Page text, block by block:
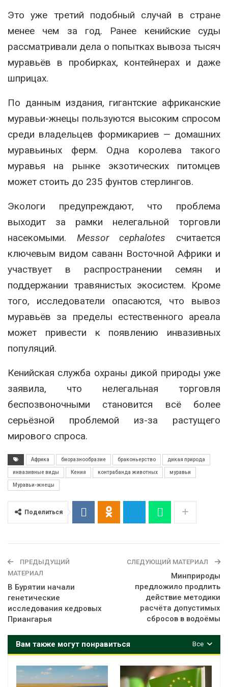
Это уже третий подобный случай в стране
менее чем за год. Ранее кенийские суды
рассматривали дела о попытках вывоза тысяч
муравьёв в пробирках, контейнерах и даже
шприцах.
По данным издания, гигантские африканские
муравьи-жнецы пользуются высоким спросом
среди владельцев формикариев — домашних
муравьиных ферм. Одна королева такого
муравья на рынке экзотических питомцев
может стоить до 235 фунтов стерлингов.
Экологи предупреждают, что проблема
выходит за рамки нелегальной торговли
насекомыми. Messor cephalotes считается
ключевым видом саванн Восточной Африки и
участвует в распространении семян и
поддержании травянистых экосистем. Кроме
того, исследователи опасаются, что вывоз
муравьёв за пределы естественного ареала
может привести к появлению инвазивных
популяций.
Кенийская служба охраны дикой природы уже
заявила, что нелегальная торговля
беспозвоночными становится всё более
серьёзной проблемой из-за растущего
мирового спроса.
Африка биоразнообразие браконьерство дикая природа
инвазивные виды Кения контрабанда животных муравьи
Муравьи-жнецы
Поделиться
ПРЕДЫДУЩИЙ
МАТЕРИАЛ
В Бурятии начали
генетические
исследования кедровых
Приангарья
СЛЕДУЮЩИЙ МАТЕРИАЛ
Минприроды
предложило продлить
действие методики
расчёта допустимых
сбросов в водоёмы
Все
Вам также могут понравиться